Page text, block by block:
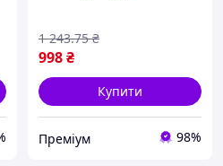
998₴
1 243.75 ₴
Купити
Преміум 98%